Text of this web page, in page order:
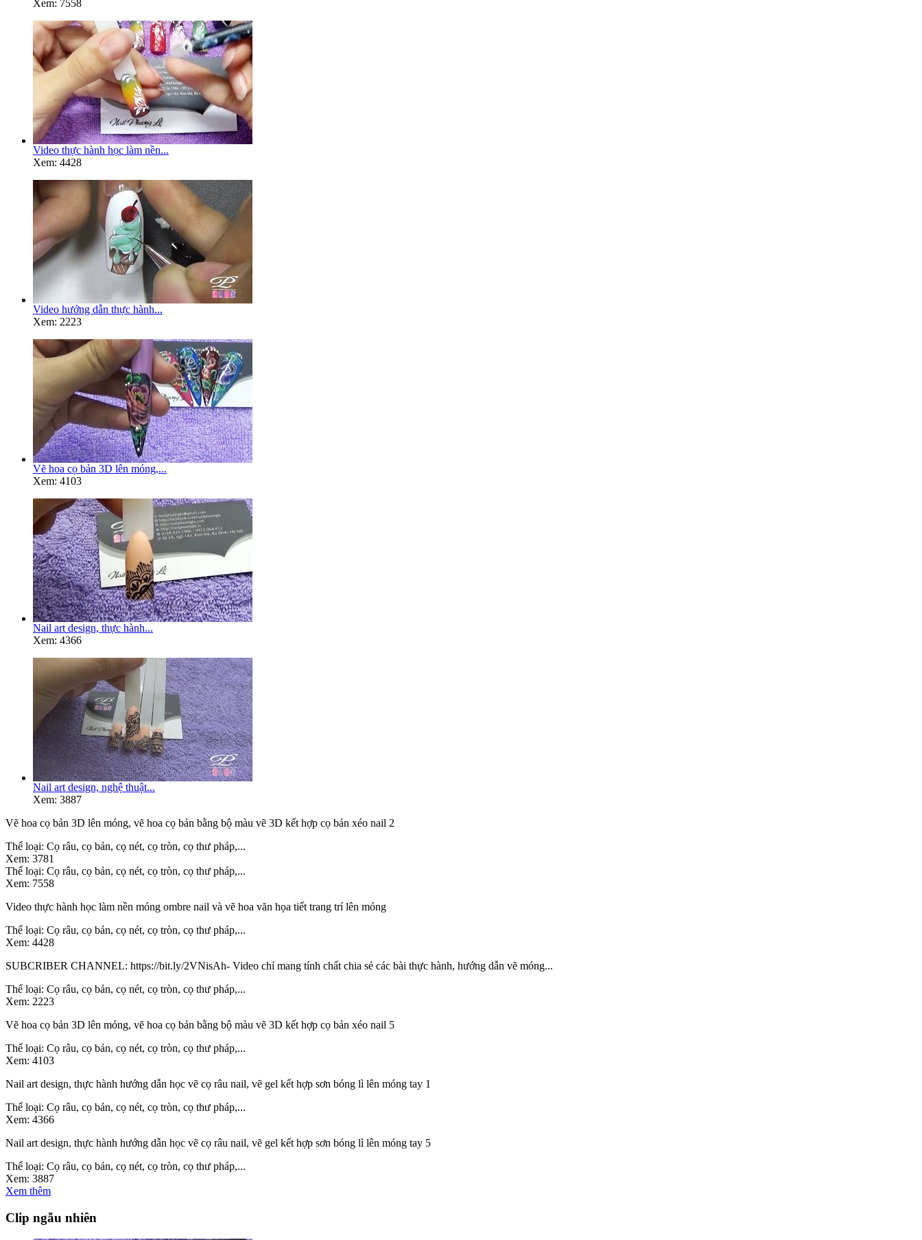
Xem: 7558
Video thực hành học làm nền...
Xem: 4428
Video hướng dẫn thực hành...
Xem: 2223
Vẽ hoa cọ bản 3D lên móng,...
Xem: 4103
Nail art design, thực hành...
Xem: 4366
Nail art design, nghệ thuật...
Xem: 3887
Vẽ hoa cọ bản 3D lên móng, vẽ hoa cọ bản bằng bộ màu vẽ 3D kết hợp cọ bản xéo nail 2
Thể loại: Cọ râu, cọ bản, cọ nét, cọ tròn, cọ thư pháp,...
Xem: 3781
Thể loại: Cọ râu, cọ bản, cọ nét, cọ tròn, cọ thư pháp,...
Xem: 7558
Video thực hành học làm nền móng ombre nail và vẽ hoa văn họa tiết trang trí lên móng
Thể loại: Cọ râu, cọ bản, cọ nét, cọ tròn, cọ thư pháp,...
Xem: 4428
SUBCRIBER CHANNEL: https://bit.ly/2VNisAh- Video chỉ mang tính chất chia sẻ các bài thực hành, hướng dẫn vẽ móng...
Thể loại: Cọ râu, cọ bản, cọ nét, cọ tròn, cọ thư pháp,...
Xem: 2223
Vẽ hoa cọ bản 3D lên móng, vẽ hoa cọ bản bằng bộ màu vẽ 3D kết hợp cọ bản xéo nail 5
Thể loại: Cọ râu, cọ bản, cọ nét, cọ tròn, cọ thư pháp,...
Xem: 4103
Nail art design, thực hành hướng dẫn học vẽ cọ râu nail, vẽ gel kết hợp sơn bóng lì lên móng tay 1
Thể loại: Cọ râu, cọ bản, cọ nét, cọ tròn, cọ thư pháp,...
Xem: 4366
Nail art design, thực hành hướng dẫn học vẽ cọ râu nail, vẽ gel kết hợp sơn bóng lì lên móng tay 5
Thể loại: Cọ râu, cọ bản, cọ nét, cọ tròn, cọ thư pháp,...
Xem: 3887
Xem thêm
Clip ngẫu nhiên